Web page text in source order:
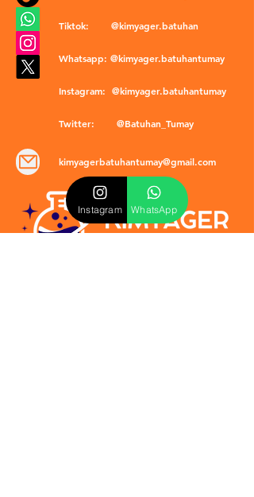
Tiktok: @kimyager.batuhan
Whatsapp: @kimyager.batuhantumay
Instagram: @kimyager.batuhantumay
Twitter: @Batuhan_Tumay
kimyagerbatuhantumay@gmail.com
Instagram WhatsApp